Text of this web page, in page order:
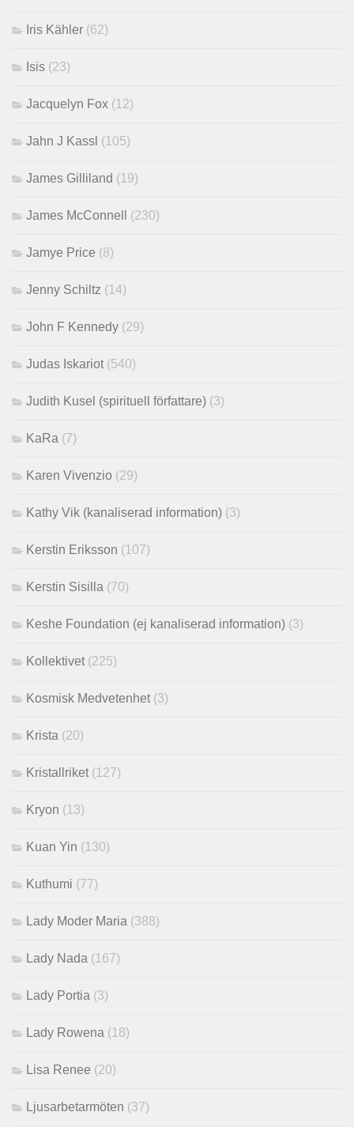
Iris Kähler (62)
Isis (23)
Jacquelyn Fox (12)
Jahn J Kassl (105)
James Gilliland (19)
James McConnell (230)
Jamye Price (8)
Jenny Schiltz (14)
John F Kennedy (29)
Judas Iskariot (540)
Judith Kusel (spirituell författare) (3)
KaRa (7)
Karen Vivenzio (29)
Kathy Vik (kanaliserad information) (3)
Kerstin Eriksson (107)
Kerstin Sisilla (70)
Keshe Foundation (ej kanaliserad information) (3)
Kollektivet (225)
Kosmisk Medvetenhet (3)
Krista (20)
Kristallriket (127)
Kryon (13)
Kuan Yin (130)
Kuthumi (77)
Lady Moder Maria (388)
Lady Nada (167)
Lady Portia (3)
Lady Rowena (18)
Lisa Renee (20)
Ljusarbetarmöten (37)